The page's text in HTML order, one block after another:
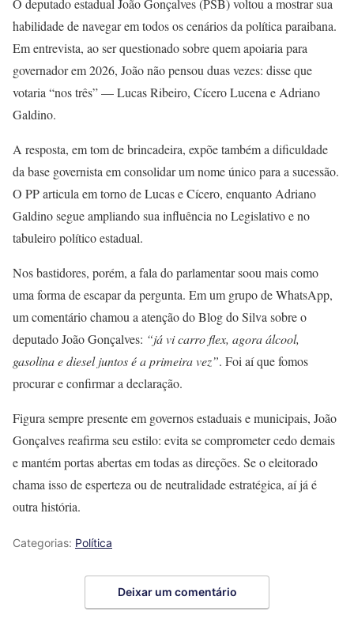
O deputado estadual João Gonçalves (PSB) voltou a mostrar sua
habilidade de navegar em todos os cenários da política paraibana.
Em entrevista, ao ser questionado sobre quem apoiaria para
governador em 2026, João não pensou duas vezes: disse que
votaria “nos três” — Lucas Ribeiro, Cícero Lucena e Adriano
Galdino.
A resposta, em tom de brincadeira, expõe também a dificuldade
da base governista em consolidar um nome único para a sucessão.
O PP articula em torno de Lucas e Cícero, enquanto Adriano
Galdino segue ampliando sua influência no Legislativo e no
tabuleiro político estadual.
Nos bastidores, porém, a fala do parlamentar soou mais como
uma forma de escapar da pergunta. Em um grupo de WhatsApp,
um comentário chamou a atenção do Blog do Silva sobre o
deputado João Gonçalves: “já vi carro flex, agora álcool,
gasolina e diesel juntos é a primeira vez”. Foi aí que fomos
procurar e confirmar a declaração.
Figura sempre presente em governos estaduais e municipais, João
Gonçalves reafirma seu estilo: evita se comprometer cedo demais
e mantém portas abertas em todas as direções. Se o eleitorado
chama isso de esperteza ou de neutralidade estratégica, aí já é
outra história.
Categorias: Política
Deixar um comentário